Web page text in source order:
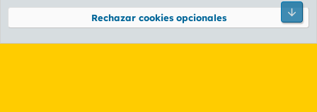
Community platform by XenForo® © 2010-2026 XenForo Ltd.
Rechazar cookies opcionales
Pie